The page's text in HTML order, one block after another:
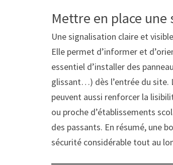
Mettre en place
Une signalisation claire et
Elle permet d’informer et
essentiel d’installer des
glissant…) dès l’entrée du site.
peuvent aussi renforcer la
ou proche d’établissements
des passants. En résumé, une
sécurité considérable tout au